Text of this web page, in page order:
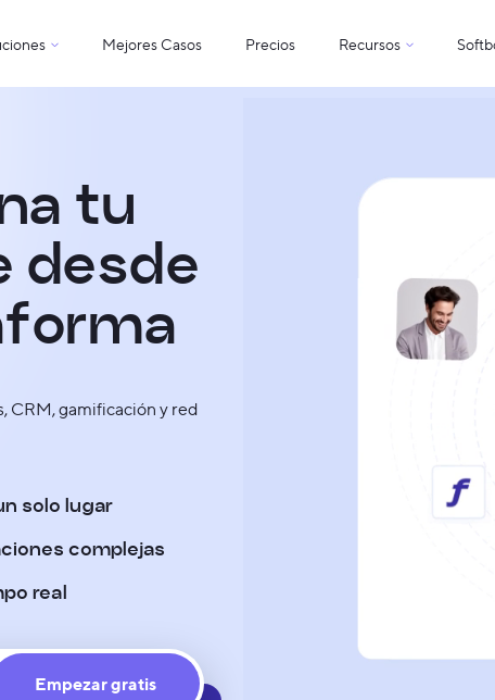
Mejores Casos Precios Recursos
a tu
desde
forma
CRM, gamificación y red
solo lugar
complejas
real
Empezar gratis